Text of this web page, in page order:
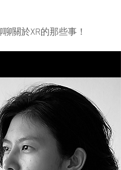
關於XR的那些事！